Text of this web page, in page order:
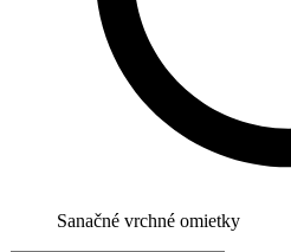
Sanačné vrchné omietky